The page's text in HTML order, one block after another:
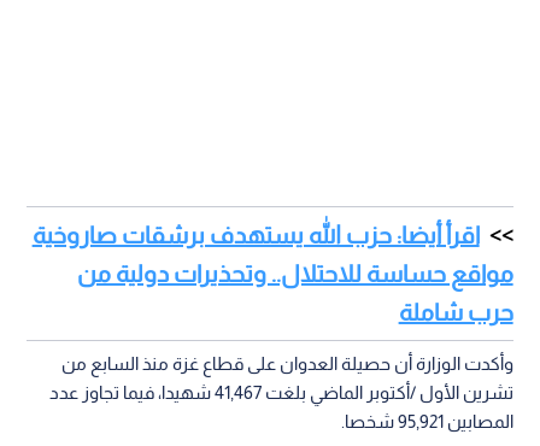
اقرأ أيضا: حزب الله يستهدف برشقات صاروخية
مواقع حساسة للاحتلال.. وتحذيرات دولية من
حرب شاملة
وأكدت الوزارة أن حصيلة العدوان على قطاع غزة منذ السابع من
تشرين الأول /أكتوبر الماضي بلغت 41,467 شهيدا، فيما تجاوز عدد
المصابين 95,921 شخصا.